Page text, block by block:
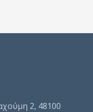
2, 48100